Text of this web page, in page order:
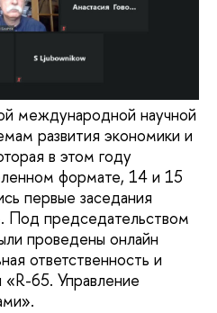
международной научной
развития экономики и
в этом году
формате, 14 и 15
первые заседания
председательством
проведены онлайн
ответственность и
«R-65. Управление